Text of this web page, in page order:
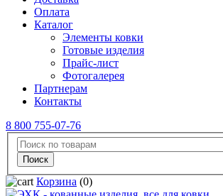
Оплата
Каталог
Элементы ковки
Готовые изделия
Прайс-лист
Фотогалерея
Партнерам
Контакты
8 800 755-07-76
Корзина (0)